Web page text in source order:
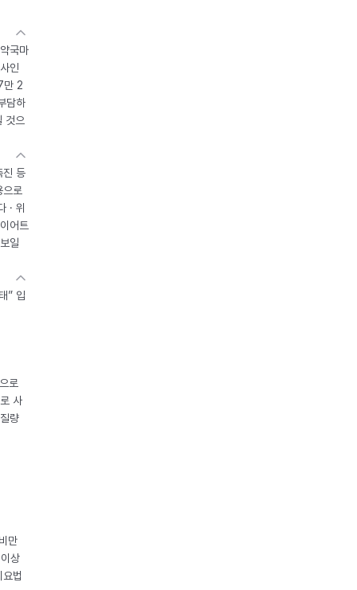
국마
인
만 2
담하
것으
진 등
로
· 위
어트
일
” 입
로
사
량
만
상
법